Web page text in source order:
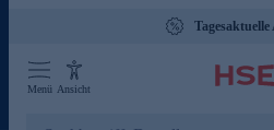
Tagesaktuelle
Menü Ansicht